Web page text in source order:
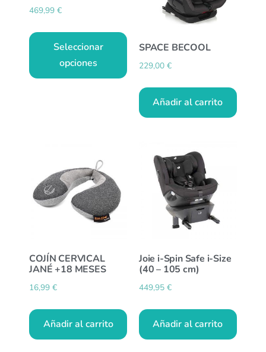
469,99€
Seleccionar
opciones
SPACE BECOOL
229,00 €
Añadir al carrito
COJÍN CERVICAL
JANÉ +18 MESES
16,99€
Añadir al carrito
Joie i-Spin Safe i-Size
(40 – 105 cm)
449,95 €
Añadir al carrito